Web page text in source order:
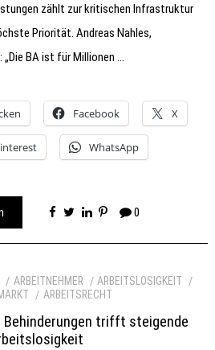
zählt zur kritischen Infrastruktur
Priorität. Andreas Nahles,
BA ist für Millionen …
Facebook X
WhatsApp
0
ARBEITNEHMER
ARBEITSLOSIGKEIT
ARBEITSRECHT
Behinderungen trifft steigende